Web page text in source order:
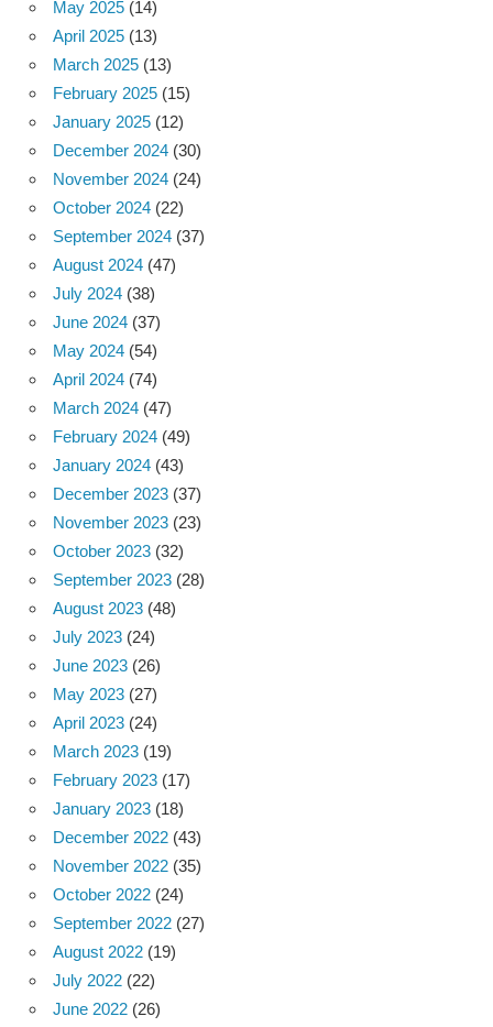
May 2025 (14)
April 2025 (13)
March 2025 (13)
February 2025 (15)
January 2025 (12)
December 2024 (30)
November 2024 (24)
October 2024 (22)
September 2024 (37)
August 2024 (47)
July 2024 (38)
June 2024 (37)
May 2024 (54)
April 2024 (74)
March 2024 (47)
February 2024 (49)
January 2024 (43)
December 2023 (37)
November 2023 (23)
October 2023 (32)
September 2023 (28)
August 2023 (48)
July 2023 (24)
June 2023 (26)
May 2023 (27)
April 2023 (24)
March 2023 (19)
February 2023 (17)
January 2023 (18)
December 2022 (43)
November 2022 (35)
October 2022 (24)
September 2022 (27)
August 2022 (19)
July 2022 (22)
June 2022 (26)